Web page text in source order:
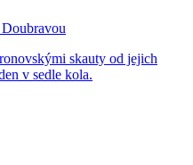
skauty od jejich
v sedle kola.